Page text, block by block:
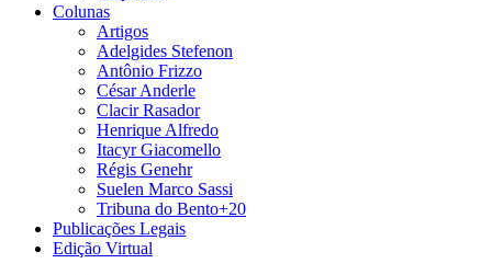
Colunas
Artigos
Adelgides Stefenon
Antônio Frizzo
César Anderle
Clacir Rasador
Henrique Alfredo
Itacyr Giacomello
Régis Genehr
Suelen Marco Sassi
Tribuna do Bento+20
Publicações Legais
Edição Virtual